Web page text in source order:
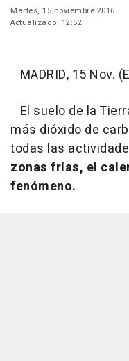
Martes, 15 noviembre 2016
Actualizado: 12:52
MADRID, 15 Nov.
El suelo de la
más dióxido de
todas las
zonas frías, el
fenómeno.